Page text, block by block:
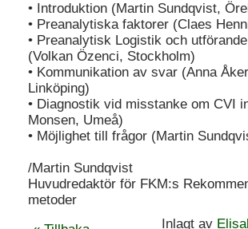
• Introduktion (Martin Sundqvist,
• Preanalytiska faktorer (Claes
• Preanalytisk Logistik och
(Volkan Özenci, Stockholm)
• Kommunikation av svar (Anna
Linköping)
• Diagnostik vid misstanke om CVI
Monsen, Umeå)
• Möjlighet till frågor (Martin
/Martin Sundqvist
Huvudredaktör för FKM:s
metoder
Inlagt av